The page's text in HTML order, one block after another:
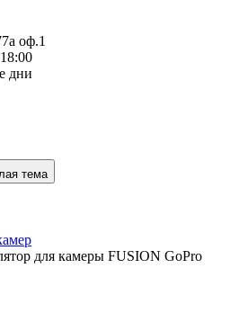
оф.1
дни
тема
для камеры FUSION GoPro